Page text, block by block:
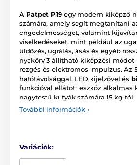
A Patpet P19 egy modern kiképző
számára, amely segít megtanítani
engedelmességet, valamint
viselkedéseket, mint például az
üldözés, ugrálás, ásás és egyéb
nyakörv 3 állítható kiképzési módot
rezgés és elektromos impulzus. Az
hatótávolsággal, LED kijelzővel és
funkcióval ellátott eszköz alkalmas
nagytestű kutyák számára 15 kg-tól.
További információk ›
Variációk: